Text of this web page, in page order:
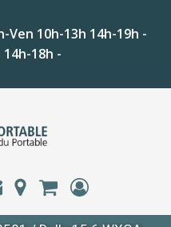
10h-13h 14h-19h -
14h-18h -